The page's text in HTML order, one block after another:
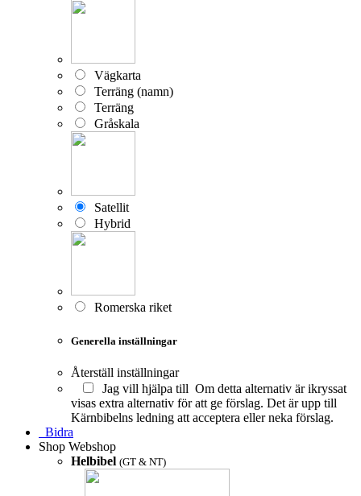
Vägkarta
Terräng (namn)
Terräng
Gråskala
Satellit
Hybrid
Romerska riket
Generella inställningar
Återställ inställningar
Jag vill hjälpa till Om detta alternativ är ikryssat
visas extra alternativ för att ge förslag. Det är upp till
Kärnbibelns ledning att acceptera eller neka förslag.
Bidra
Shop Webshop
Helbibel (GT & NT)